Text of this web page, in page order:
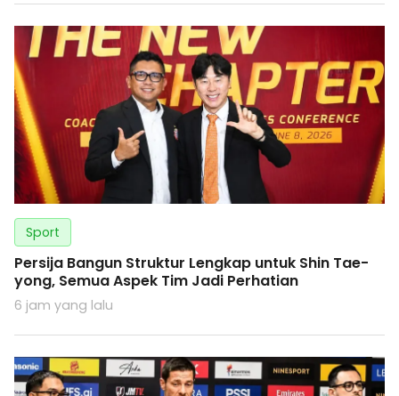
Sport
Persija Bangun Struktur Lengkap untuk Shin Tae-
yong, Semua Aspek Tim Jadi Perhatian
6 jam yang lalu